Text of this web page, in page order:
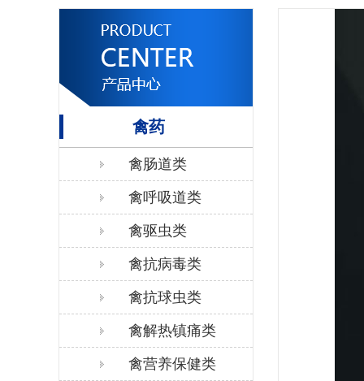
禽药
禽肠道类
禽呼吸道类
禽驱虫类
禽抗病毒类
禽抗球虫类
禽解热镇痛类
禽营养保健类